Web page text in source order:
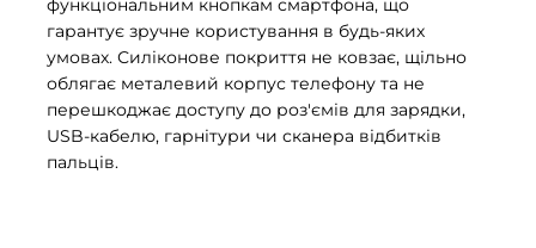
функціональним кнопкам смартфона, що
гарантує зручне користування в будь-яких
умовах. Силіконове покриття не ковзає, щільно
облягає металевий корпус телефону та не
перешкоджає доступу до роз'ємів для зарядки,
USB-кабелю, гарнітури чи сканера відбитків
пальців.